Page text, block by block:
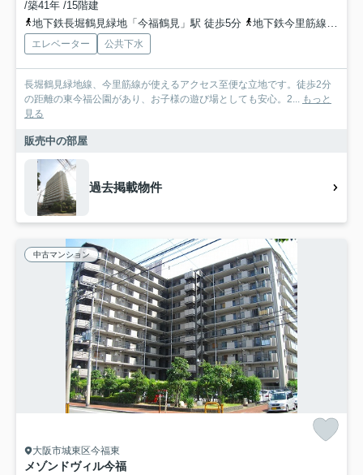
/築41年 /15階建
地下鉄長堀鶴見緑地「今福鶴見」駅 徒歩5分
地下鉄今里筋線「蒲生四丁目」駅 徒歩15分
エレベーター 公共下水
長堀鶴見緑地線、今里筋線が使えるアクセス至便な立地です。徒歩2分
の距離の東今福公園があり、お子様の遊び場としても安心。2... もっと
見る
販売中の部屋
過去掲載物件
中古マンション
大阪市城東区今福東
メゾンドヴィル今福